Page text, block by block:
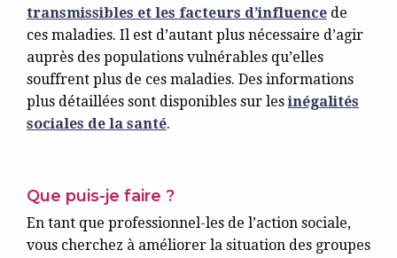
transmissibles et les facteurs d’influence de
ces maladies. Il est d’autant plus nécessaire d’agir
auprès des populations vulnérables qu’elles
souffrent plus de ces maladies. Des informations
plus détaillées sont disponibles sur les inégalités
sociales de la santé.
Que puis-je faire ?
En tant que professionnel-les de l’action sociale,
vous cherchez à améliorer la situation des groupes